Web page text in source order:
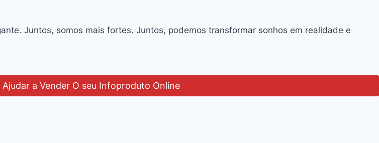
Juntos, somos mais fortes. Juntos, podemos transformar sonhos em realidade e
a Vender O seu Infoproduto Online